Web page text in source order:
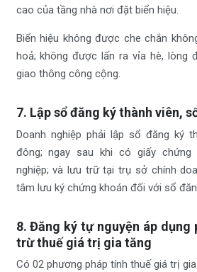
cao của tầng nhà nơi đặt biển hiệu.
Biển hiệu không được che chắn
hoả; không được lấn ra vỉa hè, lòng
giao thông công cộng.
7. Lập sổ đăng ký thành viên,
Doanh nghiệp phải lập sổ đăng ký
đông; ngay sau khi có giấy chứng
nghiệp; và lưu trữ tại trụ sở chính
tâm lưu ký chứng khoán đối với sổ
8. Đăng ký tự nguyện áp dụng
trừ thuế giá trị gia tăng
Có 02 phương pháp tính thuế giá trị